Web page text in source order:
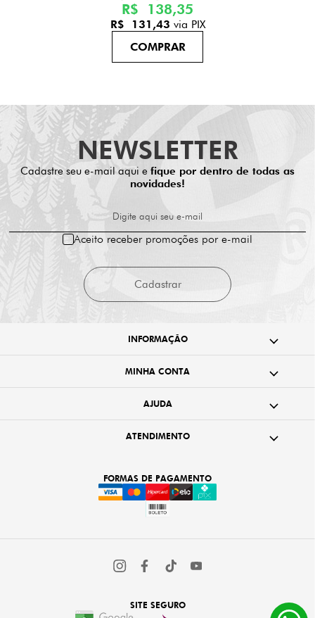
R$ 138,35
R$ 131,43 via PIX
NEWSLETTER
Cadastre seu e-mail aqui e fique por dentro de todas as
novidades!
Digite aqui seu e-mail
Cadastrar
Aceito receber promoções por e-mail
INFORMAÇÃO
MINHA CONTA
AJUDA
ATENDIMENTO
FORMAS DE PAGAMENTO
SITE SEGURO